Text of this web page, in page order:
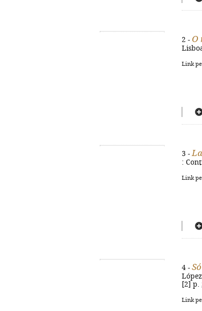
2 - O
Link
3 -
:
Link
4 -
[2] p.
Link